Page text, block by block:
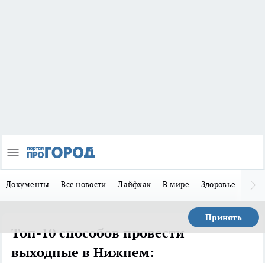
Документы Все новости Лайфхак В мире Здоровье
Принять
Топ-10 способов провести
выходные в Нижнем: